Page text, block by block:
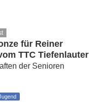
für Reiner
TTC Tiefenlauter
der Senioren